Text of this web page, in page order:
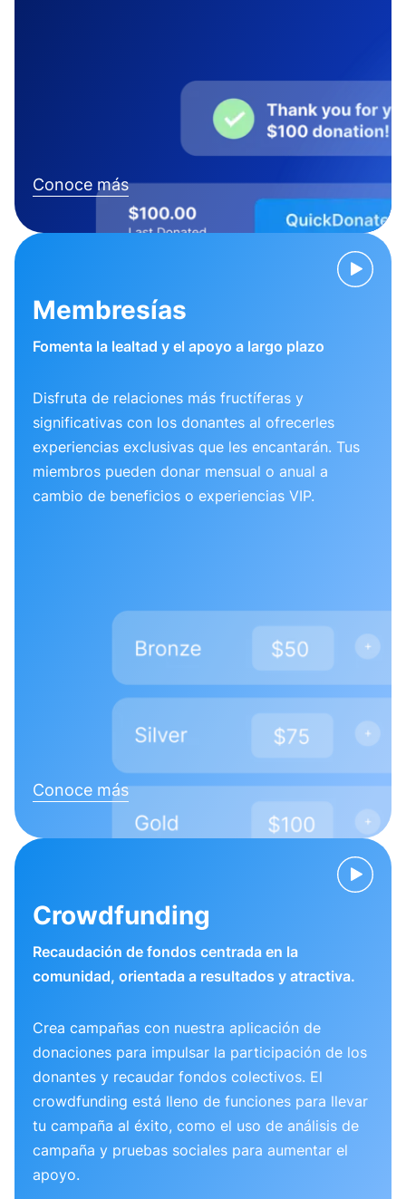
Conoce más
Membresías
Fomenta la lealtad y el apoyo a largo plazo
Disfruta de relaciones más fructíferas y
significativas con los donantes al ofrecerles
experiencias exclusivas que les encantarán. Tus
miembros pueden donar mensual o anual a
cambio de beneficios o experiencias VIP.
Conoce más
Crowdfunding
Recaudación de fondos centrada en la
comunidad, orientada a resultados y atractiva.
Crea campañas con nuestra aplicación de
donaciones para impulsar la participación de los
donantes y recaudar fondos colectivos. El
crowdfunding está lleno de funciones para llevar
tu campaña al éxito, como el uso de análisis de
campaña y pruebas sociales para aumentar el
apoyo.